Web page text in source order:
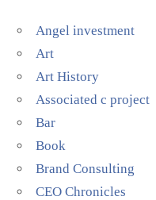
Angel investment
Art
Art History
Associated c project
Bar
Book
Brand Consulting
CEO Chronicles